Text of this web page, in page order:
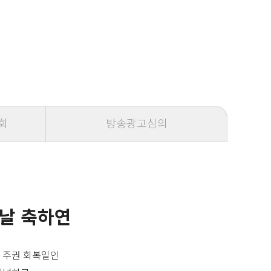
방송광고심의
축하연
권 회복일인